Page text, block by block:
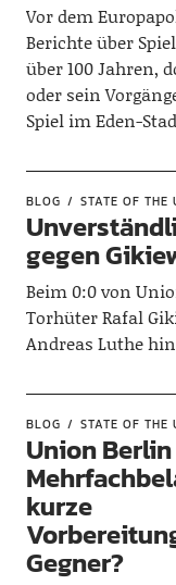
Vor dem
Berichte über
über 100 Jahren,
oder sein
Spiel im Eden-
BLOG STATE OF THE
gegen
Beim 0:0 von
Torhüter Rafal
Andreas Luthe
BLOG STATE OF THE
Union
kurze
Gegner?